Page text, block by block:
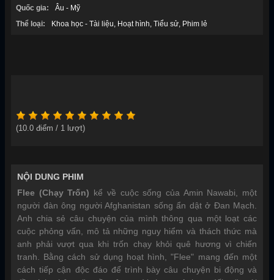
Quốc gia:
Âu - Mỹ
Thể loại:
Khoa học - Tài liệu Hoạt hình Tiểu sử Phim lẻ
(10.0 điểm / 1 lượt)
NỘI DUNG PHIM
Flee (Chạy Trốn) kể về cuộc sống của Amin Nawabi, một
người đàn ông người Afghanistan sống ẩn dật ở Đan Mạch.
Anh chia sẻ câu chuyện của mình thông qua một loạt các
cuộc phỏng vấn, mô tả những nguy hiểm và thách thức mà
anh phải vượt qua khi trốn chạy khỏi quê hương vì chiến
tranh. Bằng cách sử dụng hoạt hình, "Flee" mang đến một
cách tiếp cận độc đáo để trình bày câu chuyện bi động và